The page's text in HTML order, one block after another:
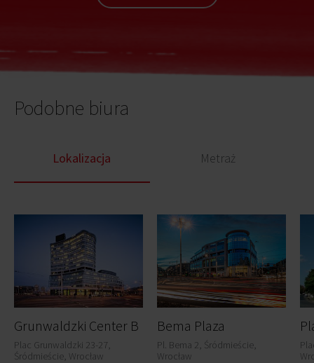
Podobne biura
Lokalizacja Metraż
Grunwaldzki Center B
Plac Grunwaldzki 23-27,
Śródmieście, Wrocław
Bema Plaza
Pl. Bema 2, Śródmieście,
Wrocław